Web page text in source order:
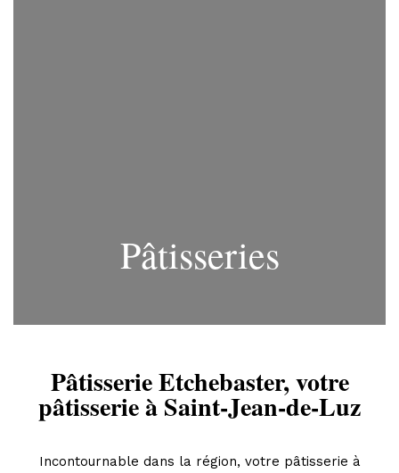
Pâtisseries
Pâtisserie Etchebaster, votre
pâtisserie à Saint-Jean-de-Luz
Incontournable dans la région, votre pâtisserie à